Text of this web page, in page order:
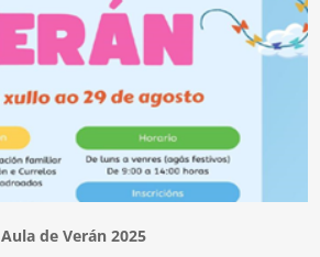
Aula de Verán 2025